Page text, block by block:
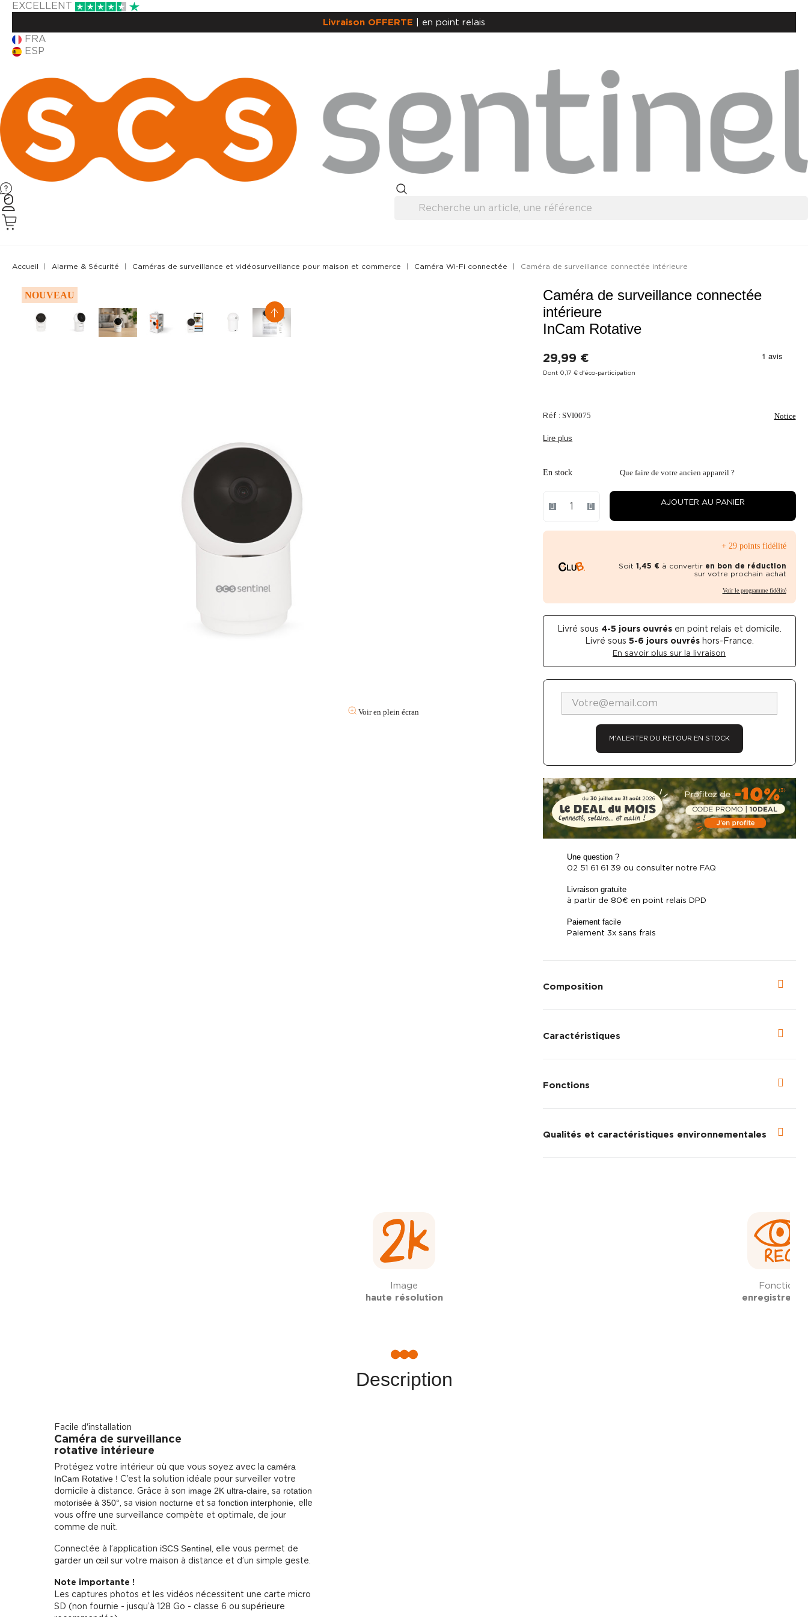
EXCELLENT
Livraison OFFERTE | en point relais
FRA
ESP
Accueil Alarme & Sécurité Caméras de surveillance et vidéosurveillance pour maison et commerce Caméra Wi-Fi connectée Caméra de surveillance connectée intérieure
Voir en plein écran Voir en plein
NOUVEAU
Caméra de surveillance connectée
intérieure
InCam Rotative
29,99 €
Dont 0,17 € d'éco-participation
Réf : SVI0075 Notice
Lire plus
En stock Que faire de votre ancien appareil ?
AJOUTER AU PANIER
+ 29 points fidélité
Soit 1,45 €à convertiren bon de réduction
sur votre prochain achat
Voir le programme fidélité
Livré sous 4-5 jours ouvrésen point relais et domicile.
Livré sous 5-6 jours ouvréshors-France.
En savoir plus sur la livraison
M'ALERTER DU RETOUR EN STOCK
Une question ?
02 51 61 61 39 ou consulternotre FAQ
Livraison gratuite
à partir de 80€ en point relais DPD
Paiement facile
Paiement 3x sans frais
Composition
Caractéristiques
Fonctions
Qualités et caractéristiques environnementales
Image
haute résolution
Fonction
Description
Facile d'installation
Caméra de surveillance
rotative intérieure
Protégez votre intérieur où que vous soyez avec la caméra
InCam Rotative ! C'est la solution idéale pour surveiller votre
domicile à distance. Grâce à son image 2K ultra-claire, sa rotation
motorisée à 350°, sa vision nocturne et sa fonction interphonie, elle
vous offre une surveillance compète et optimale, de jour
comme de nuit.
Connectée à l’application iSCS Sentinel, elle vous permet de
garder un œil sur votre maison à distance et d’un simple geste.
Note importante !
Les captures photos et les vidéos nécessitent une carte micro
SD (non fournie - jusqu’à 128 Go - classe 6 ou supérieure